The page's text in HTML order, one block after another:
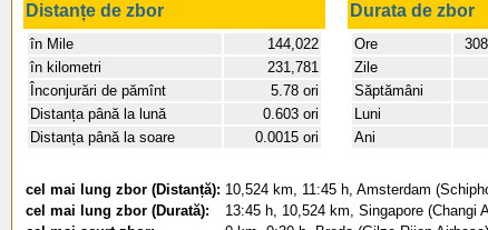
Distanțe de zbor Durata de zbor
în Mile
144,022
în kilometri
231,781
Înconjurări de pămînt
5.78 ori
Distanța până la lună
0.603 ori
Distanța până la soare
0.0015 ori
Ore
Zile
Săptămâni
Luni
Ani
cel mai lung zbor (Distanță): 10,524 km, 11:45 h, Amsterdam
cel mai lung zbor (Durată):
13:45 h, 10,524 km, Singapore (Changi